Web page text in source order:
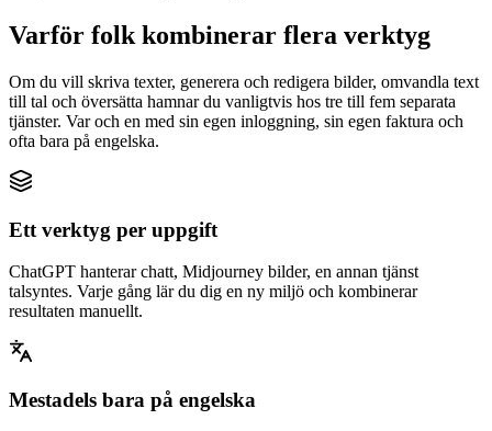
Varför folk kombinerar flera verktyg
Om du vill skriva texter, generera och redigera bilder, omvandla text
till tal och översätta hamnar du vanligtvis hos tre till fem separata
tjänster. Var och en med sin egen inloggning, sin egen faktura och
ofta bara på engelska.
Ett verktyg per uppgift
ChatGPT hanterar chatt, Midjourney bilder, en annan tjänst
talsyntes. Varje gång lär du dig en ny miljö och kombinerar
resultaten manuellt.
Mestadels bara på engelska